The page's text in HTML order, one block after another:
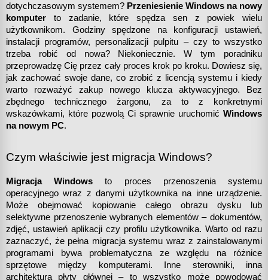
dotychczasowym systemem? Przeniesienie Windows na nowy
komputer to zadanie, które spędza sen z powiek wielu
użytkownikom. Godziny spędzone na konfiguracji ustawień,
instalacji programów, personalizacji pulpitu – czy to wszystko
trzeba robić od nowa? Niekoniecznie. W tym poradniku
przeprowadzę Cię przez cały proces krok po kroku. Dowiesz się,
jak zachować swoje dane, co zrobić z licencją systemu i kiedy
warto rozważyć zakup nowego klucza aktywacyjnego. Bez
zbędnego technicznego żargonu, za to z konkretnymi
wskazówkami, które pozwolą Ci sprawnie uruchomić Windows
na nowym PC.
Czym właściwie jest migracja Windows?
Migracja Windows to proces przenoszenia systemu
operacyjnego wraz z danymi użytkownika na inne urządzenie.
Może obejmować kopiowanie całego obrazu dysku lub
selektywne przenoszenie wybranych elementów – dokumentów,
zdjęć, ustawień aplikacji czy profilu użytkownika. Warto od razu
zaznaczyć, że pełna migracja systemu wraz z zainstalowanymi
programami bywa problematyczna ze względu na różnice
sprzętowe między komputerami. Inne sterowniki, inna
architektura płyty głównej – to wszystko może powodować